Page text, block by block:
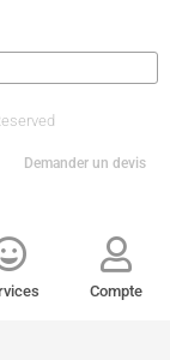
Demander un devis
Compte